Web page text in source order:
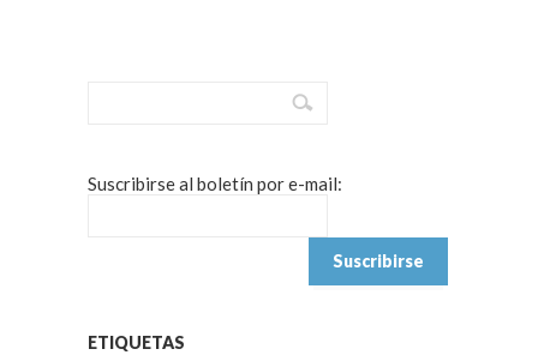
Suscribirse al boletín por e-mail:
ETIQUETAS